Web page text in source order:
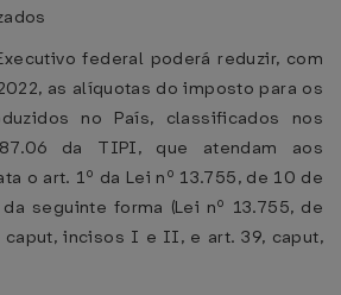
federal poderá reduzir, com
as alíquotas do imposto para os
no País, classificados nos
da TIPI, que atendam aos
o art. 1º da Lei nº 13.755, de 10 de
seguinte forma (Lei nº 13.755, de
caput, incisos I e II, e art. 39, caput,